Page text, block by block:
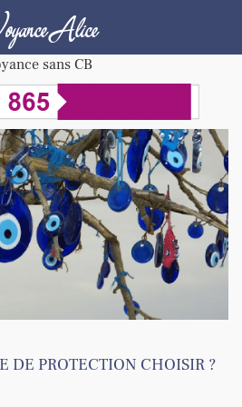
Alice
sans CB
DE PROTECTION CHOISIR ?